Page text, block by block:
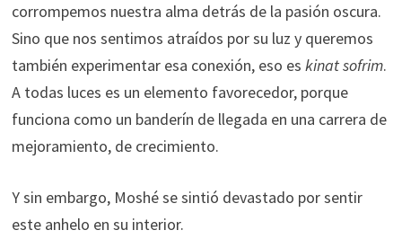
corrompemos nuestra alma detrás de la pasión oscura.
Sino que nos sentimos atraídos por su luz y queremos
también experimentar esa conexión, eso es kinat sofrim.
A todas luces es un elemento favorecedor, porque
funciona como un banderín de llegada en una carrera de
mejoramiento, de crecimiento.
Y sin embargo, Moshé se sintió devastado por sentir
este anhelo en su interior.